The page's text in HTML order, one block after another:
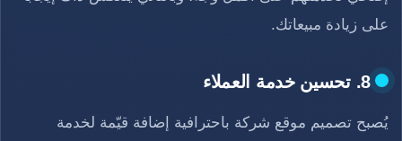
على زيادة مبيعاتك.
8. تحسين خدمة العملاء
يُصبح تصميم موقع شركة باحترافية إضافة قيّمة لخدمة